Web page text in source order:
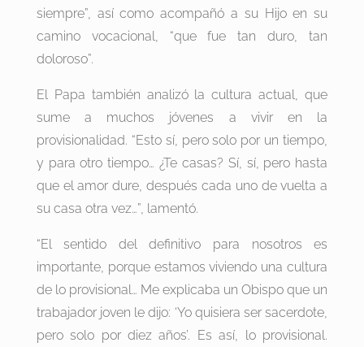
siempre”, así como acompañó a su Hijo en su
camino vocacional, “que fue tan duro, tan
doloroso”.
El Papa también analizó la cultura actual, que
sume a muchos jóvenes a vivir en la
provisionalidad. “Esto sí, pero solo por un tiempo,
y para otro tiempo… ¿Te casas? Sí, sí, pero hasta
que el amor dure, después cada uno de vuelta a
su casa otra vez…”, lamentó.
“El sentido del definitivo para nosotros es
importante, porque estamos viviendo una cultura
de lo provisional… Me explicaba un Obispo que un
trabajador joven le dijo: ‘Yo quisiera ser sacerdote,
pero solo por diez años’. Es así, lo provisional.